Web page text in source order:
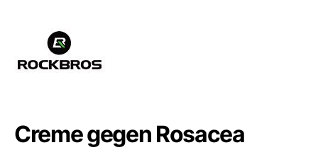
Creme gegen Rosacea